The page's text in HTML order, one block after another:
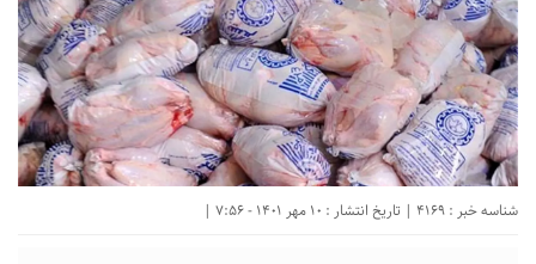
شناسه خبر : 4169 | تاریخ انتشار : 10 مهر 1401 - 7:56 |